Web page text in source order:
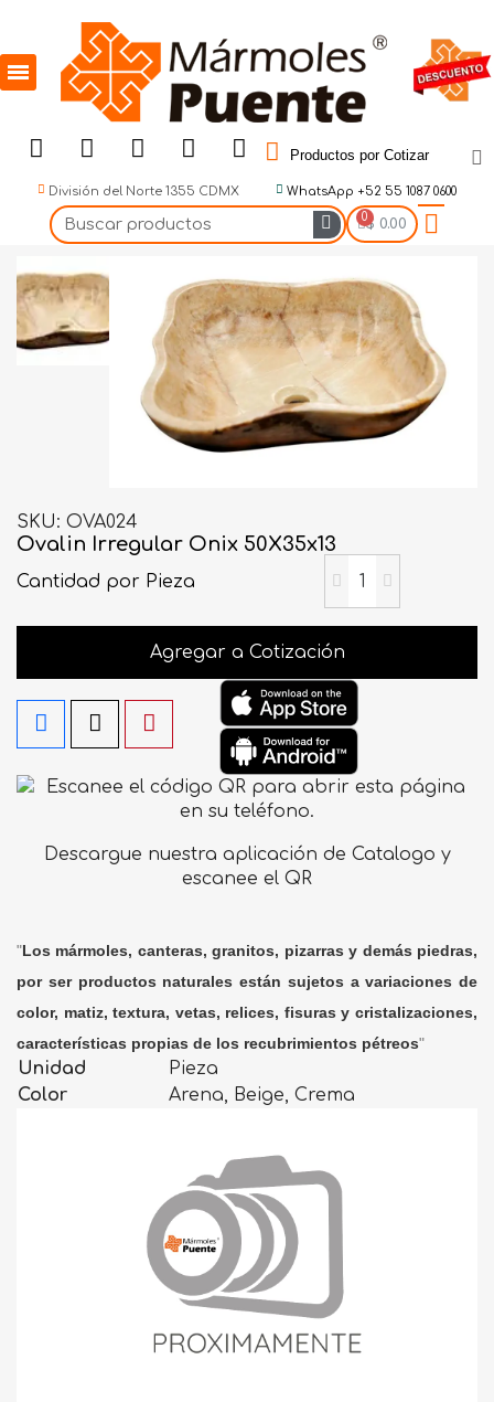
Productos por Cotizar
División del Norte 1355 CDMX WhatsApp +52 55 1087 0600
$ 0.00
SKU OVA024
Ovalin Irregular Onix 50X35x13
Cantidad por Pieza
Agregar a Cotización
Descargue nuestra aplicación de Catalogo y
escanee el QR
"Los mármoles, canteras, granitos, pizarras y demás piedras,
por ser productos naturales están sujetos a variaciones de
color, matiz, textura, vetas, relices, fisuras y cristalizaciones,
características propias de los recubrimientos pétreos"
Unidad
Pieza
Color
Arena, Beige, Crema